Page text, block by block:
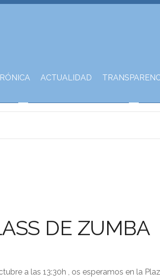
ACTUALIDAD
DE ZUMBA
a las 13:30h , os esperamos en la